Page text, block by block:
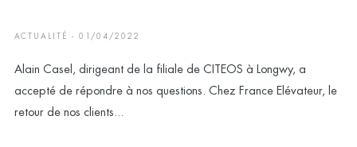
ACTUALITÉ - 01/04/2022
Alain Casel, dirigeant de la filiale de CITEOS à Longwy, a
accepté de répondre à nos questions. Chez France Elévateur, le
retour de nos clients...